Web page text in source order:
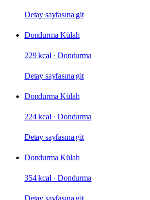
Detay sayfasına git
Dondurma Külah
229 kcal ·Dondurma
Detay sayfasına git
Dondurma Külah
224 kcal ·Dondurma
Detay sayfasına git
Dondurma Külah
354 kcal ·Dondurma
Detay sayfasına git